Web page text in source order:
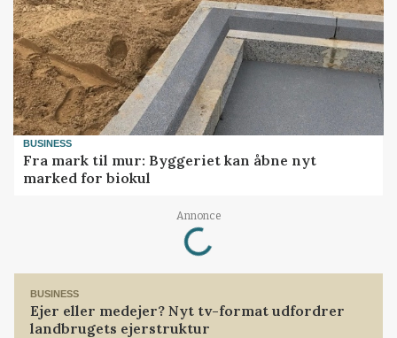
BUSINESS
Fra mark til mur: Byggeriet kan åbne nyt
marked for biokul
Annonce
Loading...
BUSINESS
Ejer eller medejer? Nyt tv-format udfordrer
landbrugets ejerstruktur